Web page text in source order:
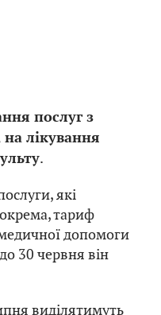
послуг з
лікування
.
які
тариф
допомоги
30 червня він
виділятимуть